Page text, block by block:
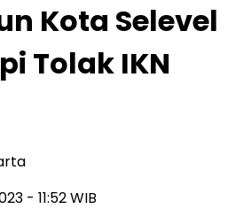
Kota Selevel
Tolak IKN
- 11:52 WIB